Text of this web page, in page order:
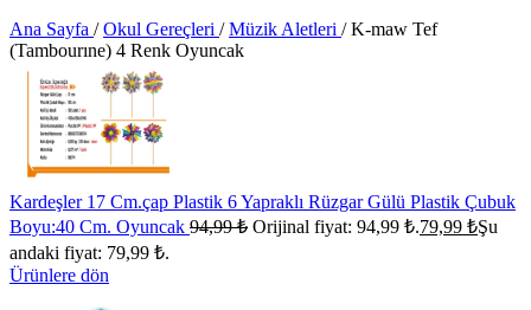
Ana Sayfa / Okul Gereçleri / Müzik Aletleri / K-maw Tef
(Tambourıne) 4 Renk Oyuncak
Kardeşler 17 Cm.çap Plastik 6 Yapraklı Rüzgar Gülü Plastik Çubuk
Boyu:40 Cm. Oyuncak 94,99₺ Orijinal fiyat: 94,99 ₺.79,99 ₺Şu
andaki fiyat: 79,99 ₺.
Ürünlere dön